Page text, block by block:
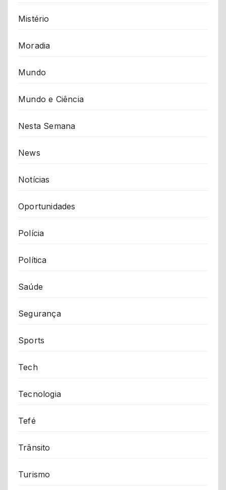
Mistério
Moradia
Mundo
Mundo e Ciência
Nesta Semana
News
Notícias
Oportunidades
Polícia
Política
Saúde
Segurança
Sports
Tech
Tecnologia
Tefé
Trânsito
Turismo